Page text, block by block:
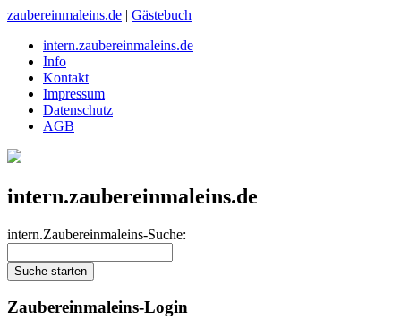
zaubereinmaleins.de | Gästebuch
intern.zaubereinmaleins.de
Info
Kontakt
Impressum
Datenschutz
AGB
intern.zaubereinmaleins.de
intern.Zaubereinmaleins-Suche:
Zaubereinmaleins-Login